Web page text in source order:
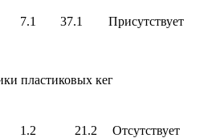
7.1 37.1 Присутствует
пластиковых кег
1.2 21.2 Отсутствует